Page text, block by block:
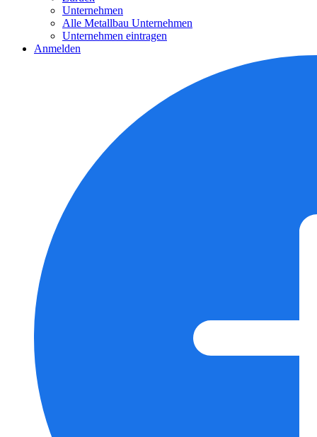
Unternehmen
Alle Metallbau Unternehmen
Unternehmen eintragen
Anmelden